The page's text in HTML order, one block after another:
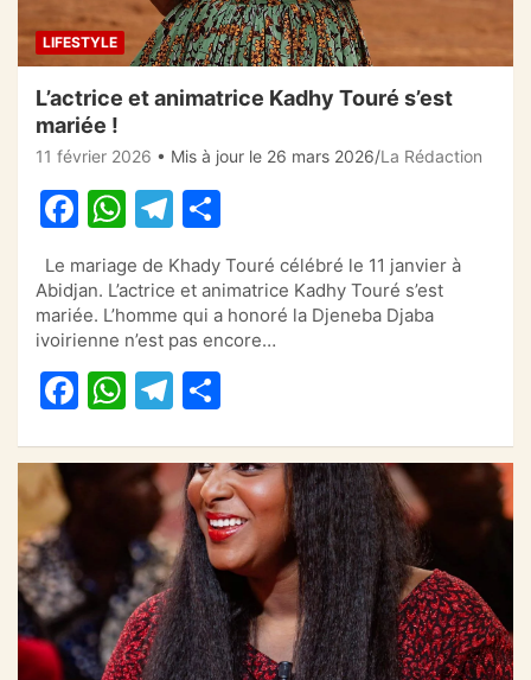
LIFESTYLE
L’actrice et animatrice Kadhy Touré s’est
mariée !
11 février 2026 • Mis à jour le 26 mars 2026 La Rédaction
F
c
e
b
o
o
k
W
at
s
A
p
p
T
el
e
gr
a
m
ar
ta
g
er
Le mariage de Khady Touré célébré le 11 janvier à
Abidjan. L’actrice et animatrice Kadhy Touré s’est
mariée. L’homme qui a honoré la Djeneba Djaba
ivoirienne n’est pas encore…
F
c
o
o
k
W
at
s
A
p
p
T
e
gr
a
m
ta
g
er